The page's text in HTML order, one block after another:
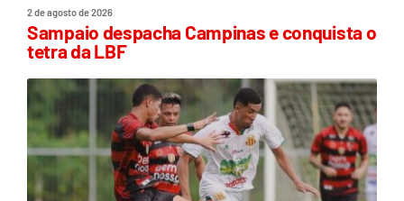
2 de agosto de 2026
Sampaio despacha Campinas e conquista o
tetra da LBF